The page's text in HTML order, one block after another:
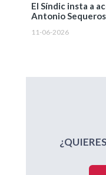
El Síndic insta a
Antonio
11-06-2026